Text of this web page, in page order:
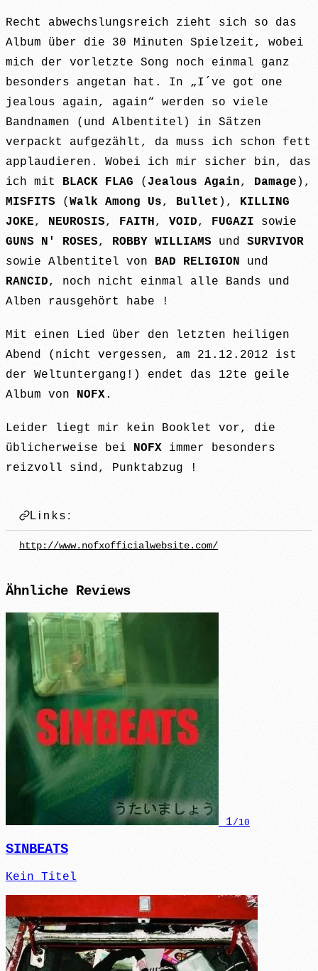
Recht abwechslungsreich zieht sich so das
Album über die 30 Minuten Spielzeit, wobei
mich der vorletzte Song noch einmal ganz
besonders angetan hat. In „I´ve got one
jealous again, again“ werden so viele
Bandnamen (und Albentitel) in Sätzen
verpackt aufgezählt, da muss ich schon fett
applaudieren. Wobei ich mir sicher bin, das
ich mit BLACK FLAG ( Jealous Again, Damage ),
MISFITS ( Walk Among Us, Bullet ), KILLING
JOKE, NEUROSIS, FAITH, VOID, FUGAZI sowie
GUNS N' ROSES, ROBBY WILLIAMS und SURVIVOR
sowie Albentitel von BAD RELIGION und
RANCID, noch nicht einmal alle Bands und
Alben rausgehört habe !
Mit einen Lied über den letzten heiligen
Abend (nicht vergessen, am 21.12.2012 ist
der Weltuntergang!) endet das 12te geile
Album von NOFX.
Leider liegt mir kein Booklet vor, die
üblicherweise bei NOFX immer besonders
reizvoll sind, Punktabzug !
Links:
http://www.nofxofficialwebsite.com/
Ähnliche Reviews
1/10
SINBEATS
Kein Titel